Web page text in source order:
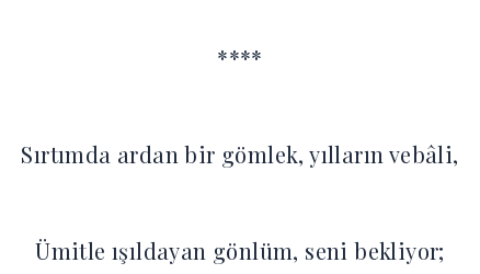
****
Sırtımda ardan bir gömlek, yılların vebâli,‎
Ümitle ışıldayan gönlüm, seni bekliyor;‎